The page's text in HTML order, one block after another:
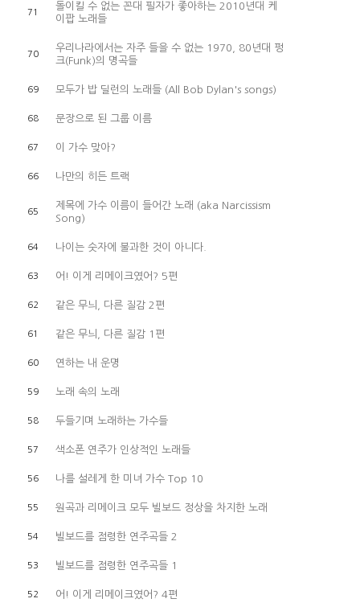
71
돌이킬 수 없는 꼰대 필자가 좋아하는 2010년대 케
이팝 노래들
70
우리나라에서는 자주 들을 수 없는 1970, 80년대 펑
크(Funk)의 명곡들
69 모두가 밥 딜런의 노래들 (All Bob Dylan's songs)
68 문장으로 된 그룹 이름
67 이 가수 맞아?
66 나만의 히든 트랙
65
제목에 가수 이름이 들어간 노래 (aka Narcissism
Song)
64 나이는 숫자에 불과한 것이 아니다.
63 어! 이게 리메이크였어? 5편
62 같은 무늬, 다른 질감 2편
61 같은 무늬, 다른 질감 1편
60 연하는 내 운명
59 노래 속의 노래
58 두들기며 노래하는 가수들
57 색소폰 연주가 인상적인 노래들
56 나를 설레게 한 미녀 가수 Top 10
55 원곡과 리메이크 모두 빌보드 정상을 차지한 노래
54 빌보드를 점령한 연주곡들 2
53 빌보드를 점령한 연주곡들 1
52 어! 이게 리메이크였어? 4편